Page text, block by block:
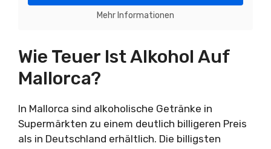
Mehr Informationen
Wie Teuer Ist Alkohol Auf
Mallorca?
In Mallorca sind alkoholische Getränke in
Supermärkten zu einem deutlich billigeren Preis
als in Deutschland erhältlich. Die billigsten